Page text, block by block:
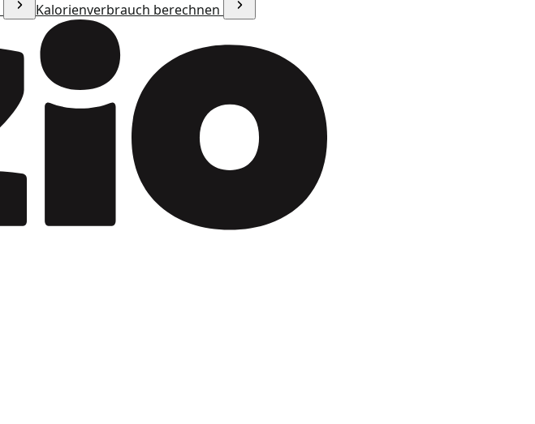
Kalorienverbrauch berechnen